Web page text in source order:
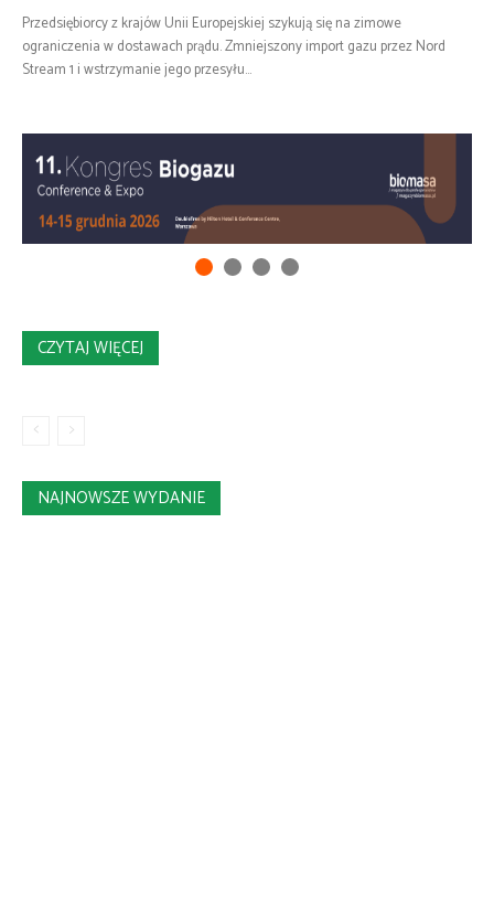
Przedsiębiorcy z krajów Unii Europejskiej szykują się na zimowe
ograniczenia w dostawach prądu. Zmniejszony import gazu przez Nord
Stream 1 i wstrzymanie jego przesyłu...
CZYTAJ WIĘCEJ
NAJNOWSZE WYDANIE